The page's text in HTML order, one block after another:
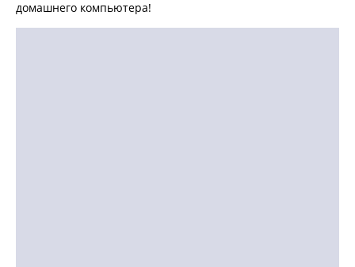
домашнего компьютера!